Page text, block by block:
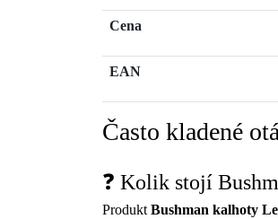
Cena
EAN
Často kladené
❓ Kolik stojí
Produkt Bushman kalhoty